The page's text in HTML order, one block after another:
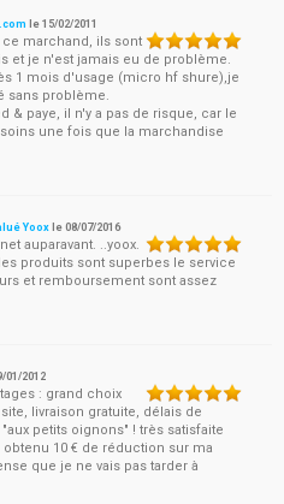
le15/02/2011
marchand, ils sont
et je n'est jamais eu de problème.
1 mois d'usage (micro hf shure),je
sans problème.
& paye, il n'y a pas de risque, car le
une fois que la marchandise
Yoox le08/07/2016
auparavant. ..yoox.
produits sont superbes le service
et remboursement sont assez
01/2012
: grand choix
livraison gratuite, délais de
petits oignons" ! très satisfaite
10 € de réduction sur ma
que je ne vais pas tarder à